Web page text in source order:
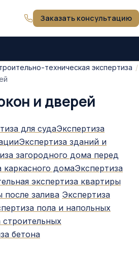
Заказать консультацию
техническая экспертиза
и дверей
для судаЭкспертиза
Экспертиза зданий и
загородного дома перед
каркасного домаЭкспертиза
экспертиза квартиры
после залива Экспертиза
пола и напольных
строительных
бетона